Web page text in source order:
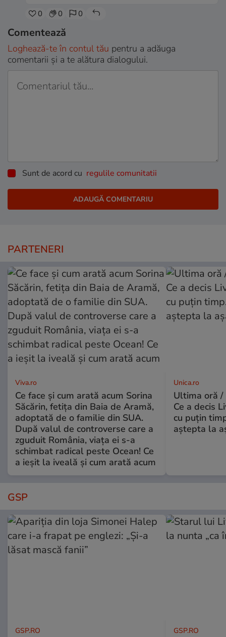
0 0 0
Comentează
Loghează-te în contul tău pentru a adăuga
comentarii și a te alătura dialogului.
Sunt de acord cu regulile comunitatii
PARTENERI
Viva.ro
Ce face și cum arată acum Sorina
Săcărin, fetița din Baia de Aramă,
adoptată de o familie din SUA.
După valul de controverse care a
zguduit România, viața ei s-a
schimbat radical peste Ocean! Ce
a ieșit la iveală și cum arată acum
Unica.ro
Ultima oră /
Ce a decis
cu puțin
aștepta la
GSP
GSP.RO GSP.RO